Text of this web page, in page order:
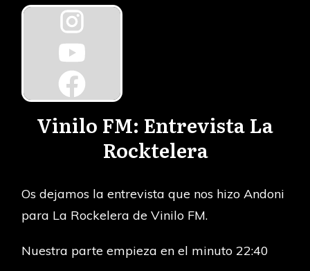
Vinilo FM: Entrevista La
Rocktelera
Os dejamos la entrevista que nos hizo Andoni
para La Rockelera deVinilo FM.
Nuestra parte empieza en el minuto 22:40